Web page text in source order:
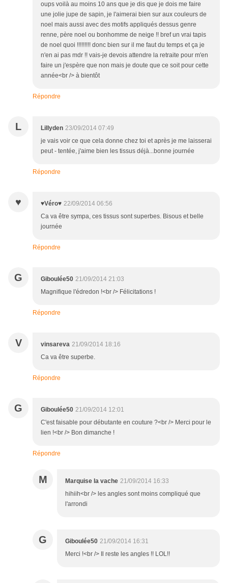
oups voilà au moins 10 ans que je dis que je dois me faire
une jolie jupe de sapin, je l'aimerai bien sur aux couleurs de
noel mais aussi avec des motifs appliqués dessus genre
renne, père noel ou bonhomme de neige !! bref un vrai tapis
de noel quoi !!!!!!!!! donc bien sur il me faut du temps et ça je
n'en ai pas mdr !! vais-je devois attendre la retraite pour m'en
faire un j'espère que non mais je doute que ce soit pour cette
année<br /> à bientôt
Répondre
L Lillyden 23/09/2014 07:49
je vais voir ce que cela donne chez toi et après je me laisserai
peut - tentée, j'aime bien les tissus déjà...bonne journée
Répondre
♥ ♥Véro♥ 22/09/2014 06:56
Ca va être sympa, ces tissus sont superbes. Bisous et belle
journée
Répondre
G Giboulée50 21/09/2014 21:03
Magnifique l'édredon !<br /> Félicitations !
Répondre
V vinsareva 21/09/2014 18:16
Ca va être superbe.
Répondre
G Giboulée50 21/09/2014 12:01
C'est faisable pour débutante en couture ?<br /> Merci pour le
lien !<br /> Bon dimanche !
Répondre
M Marquise la vache 21/09/2014 16:33
hihiih<br /> les angles sont moins compliqué que
l'arrondi
G Giboulée50 21/09/2014 16:31
Merci !<br /> Il reste les angles !! LOL!!